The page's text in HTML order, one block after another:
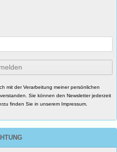
mit der Verarbeitung meiner persönlichen
Sie können den Newsletter jederzeit
finden Sie in unserem Impressum.